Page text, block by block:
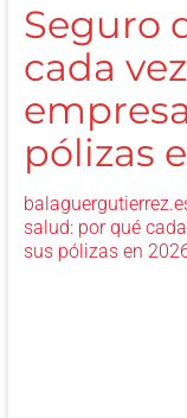
Seguro
cada
pólizas
salud: por qué
sus pólizas en